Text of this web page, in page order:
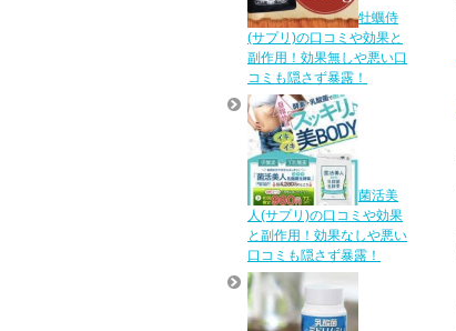
牡蠣侍
(サプリ)の口コミや効果と
副作用！効果無しや悪い口
コミも隠さず暴露！
菌活美
人(サプリ)の口コミや効果
と副作用！効果なしや悪い
口コミも隠さず暴露！